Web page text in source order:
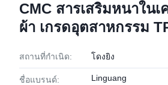
CMC สารเสริมหนาใน
ผ้า เกรดอุตสาหกรรม
สถานที่กำเนิด: โดงยิง
ชื่อแบรนด์: Linguang